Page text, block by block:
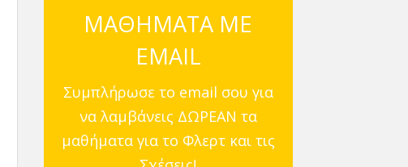
ΜΑΘΗΜΑΤΑ ΜΕ
EMAIL
Συμπλήρωσε το email σου για
να λαμβάνεις ΔΩΡΕΑΝ τα
μαθήματα για το Φλερτ και τις